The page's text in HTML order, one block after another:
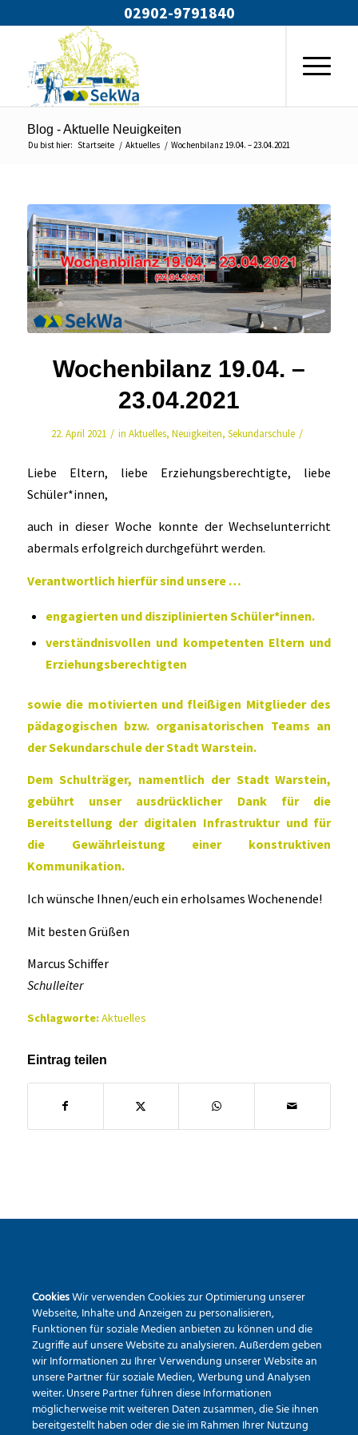
02902-9791840
Blog - Aktuelle Neuigkeiten
Du bist hier: Startseite / Aktuelles / Wochenbilanz 19.04. – 23.04.2021
Wochenbilanz 19.04. –
23.04.2021
22. April 2021 / in Aktuelles, Neuigkeiten, Sekundarschule /
Liebe Eltern, liebe Erziehungsberechtigte, liebe
Schüler*innen,
auch in dieser Woche konnte der Wechselunterricht
abermals erfolgreich durchgeführt werden.
Verantwortlich hierfür sind unsere …
engagierten und disziplinierten Schüler*innen.
verständnisvollen und kompetenten Eltern und
Erziehungsberechtigten
sowie die motivierten und fleißigen Mitglieder des
pädagogischen bzw. organisatorischen Teams an
der Sekundarschule der Stadt Warstein.
Dem Schulträger, namentlich der Stadt Warstein,
gebührt unser ausdrücklicher Dank für die
Bereitstellung der digitalen Infrastruktur und für
die Gewährleistung einer konstruktiven
Kommunikation.
Ich wünsche Ihnen/euch ein erholsames Wochenende!
Mit besten Grüßen
Marcus Schiffer
Schulleiter
Schlagworte:Aktuelles
Eintrag teilen
Pietrapaola-Platz 4
59581 Warstein
Tel.:02902 – 9791840
Erreichbarkeit via Mail
CookiesWir verwenden Cookies zur Optimierung unserer
Webseite, Inhalte und Anzeigen zu personalisieren,
Funktionen für soziale Medien anbieten zu können und die
Zugriffe auf unsere Website zu analysieren. Außerdem geben
wir Informationen zu Ihrer Verwendung unserer Website an
unsere Partner für soziale Medien, Werbung und Analysen
weiter. Unsere Partner führen diese Informationen
möglicherweise mit weiteren Daten zusammen, die Sie ihnen
bereitgestellt haben oder die sie im Rahmen Ihrer Nutzung